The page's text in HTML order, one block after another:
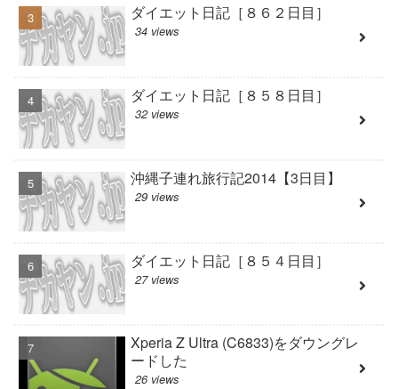
ダイエット日記［８６２日目］
34 views
ダイエット日記［８５８日目］
32 views
沖縄子連れ旅行記2014【3日目】
29 views
ダイエット日記［８５４日目］
27 views
Xperia Z Ultra (C6833)をダウングレ
ードした
26 views